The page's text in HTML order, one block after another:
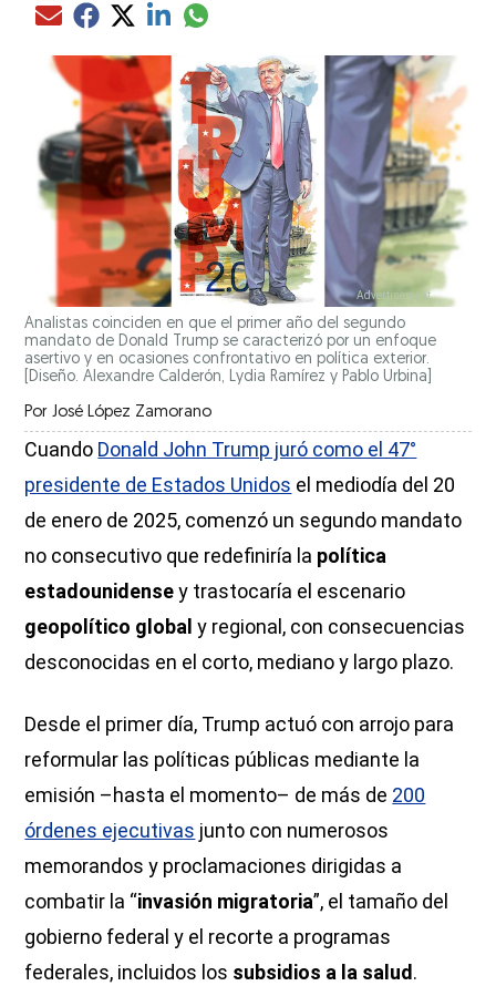
Compartir el artículo actual mediante Email
Compartir el artículo actual mediante Facebook
Compartir el artículo actual mediante Twitter
Compartir el artículo actual mediante LinkedIn
Compartir el artículo actual mediante
Analistas coinciden en que el primer año del segundo
mandato de Donald Trump se caracterizó por un enfoque
asertivo y en ocasiones confrontativo en política exterior.
[Diseño. Alexandre Calderón, Lydia Ramírez y Pablo Urbina]
Por José López Zamorano
Cuando Donald John Trump juró como el 47°
presidente de Estados Unidos el mediodía del 20
de enero de 2025, comenzó un segundo mandato
no consecutivo que redefiniría la política
estadounidensey trastocaría el escenario
geopolítico global y regional, con consecuencias
desconocidas en el corto, mediano y largo plazo.
Desde el primer día, Trump actuó con arrojo para
reformular las políticas públicas mediante la
emisión –hasta el momento– de más de 200
órdenes ejecutivas junto con numerosos
memorandos y proclamaciones dirigidas a
combatir la “invasión migratoria”, el tamaño del
gobierno federal y el recorte a programas
federales, incluidos los subsidios a la salud.